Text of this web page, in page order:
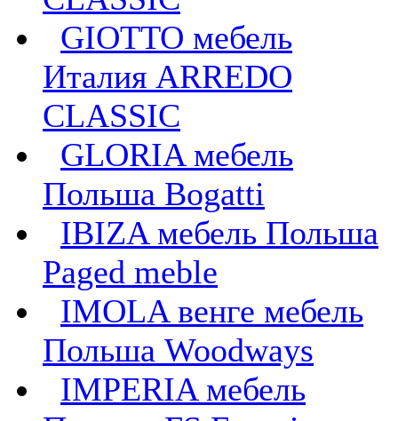
GIOTTO мебель
Италия ARREDO
CLASSIC
GLORIA мебель
Польша Bogatti
IBIZA мебель Польша
Paged meble
IMOLA венге мебель
Польша Woodways
IMPERIA мебель